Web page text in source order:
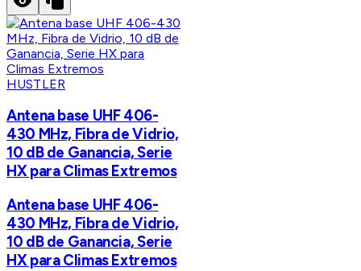
HUSTLER
Antena base UHF 406-
430 MHz, Fibra de Vidrio,
10 dB de Ganancia, Serie
HX para Climas Extremos
Antena base UHF 406-
430 MHz, Fibra de Vidrio,
10 dB de Ganancia, Serie
HX para Climas Extremos